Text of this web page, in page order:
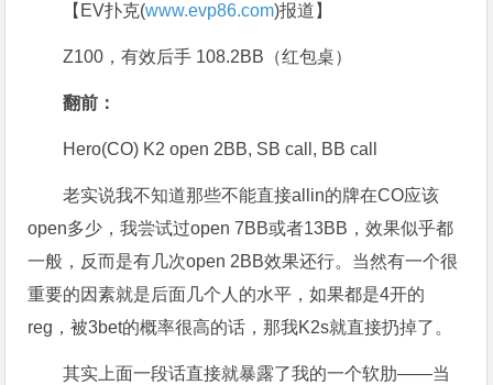
【EV扑克(www.evp86.com)报道】
Z100，有效后手 108.2BB（红包桌）
翻前：
Hero(CO) K2 open 2BB, SB call, BB call
老实说我不知道那些不能直接allin的牌在CO应该
open多少，我尝试过open 7BB或者13BB，效果似乎都
一般，反而是有几次open 2BB效果还行。当然有一个很
重要的因素就是后面几个人的水平，如果都是4开的
reg，被3bet的概率很高的话，那我K2s就直接扔掉了。
其实上面一段话直接就暴露了我的一个软肋——当